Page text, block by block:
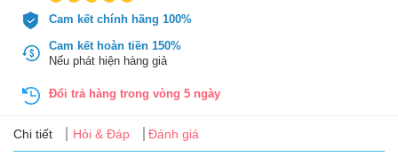
Tin
tức
FAQ
Cam kết chính hãng 100%
Cam kết hoàn tiền 150%
Nếu phát hiện hàng giả
Đổi trả hàng trong vòng 5 ngày
Chi tiết Hỏi & Đáp Đánh giá